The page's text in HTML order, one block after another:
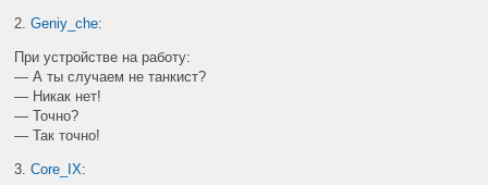
2.Geniy_che:
При устройстве на работу:
— А ты случаем не танкист?
— Никак нет!
— Точно?
— Так точно!
3.Core_IX: